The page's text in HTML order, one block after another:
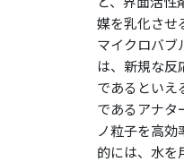
媒を乳化させ
マイクロバブ
は、新規な反
であるとい
であるアナタ
ノ粒子を高
的には、水を